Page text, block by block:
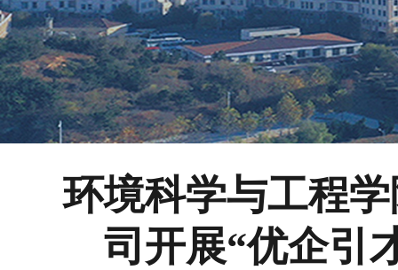
环境科学与工程
司开展“优企引